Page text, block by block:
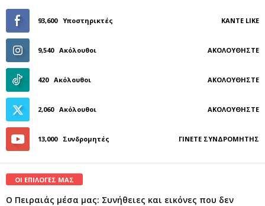
93,600 Υποστηρικτές ΚΆΝΤΕ LIKE
9,540 Ακόλουθοι ΑΚΟΛΟΥΘΉΣΤΕ
420 Ακόλουθοι ΑΚΟΛΟΥΘΉΣΤΕ
2,060 Ακόλουθοι ΑΚΟΛΟΥΘΉΣΤΕ
13,000 Συνδρομητές ΓΊΝΕΤΕ ΣΥΝΔΡΟΜΗΤΉΣ
ΟΙ ΕΠΙΛΟΓΕΣ ΜΑΣ
Ο Πειραιάς μέσα μας: Συνήθειες και εικόνες που δεν